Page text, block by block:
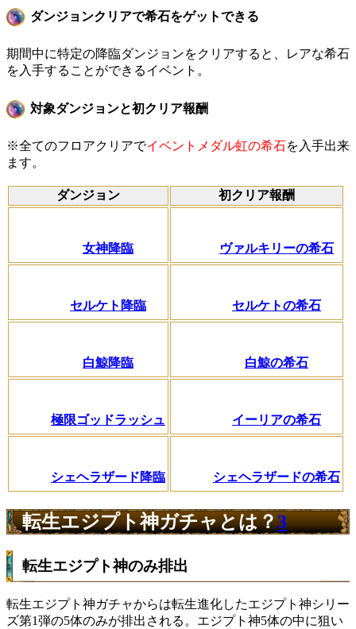
ダンジョンクリアで希石をゲットできる
期間中に特定の降臨ダンジョンをクリアすると、レアな希石
を入手することができるイベント。
対象ダンジョンと初クリア報酬
※全てのフロアクリアでイベントメダル虹の希石を入手出来
ます。
ダンジョン 初クリア報酬
女神降臨 ヴァルキリーの希石
セルケト降臨 セルケトの希石
白鯨降臨 白鯨の希石
極限ゴッドラッシュ イーリアの希石
シェヘラザード降臨 シェヘラザードの希石
転生エジプト神ガチャとは？3
転生エジプト神のみ排出
転生エジプト神ガチャからは転生進化したエジプト神シリー
ズ第1弾の5体のみが排出される。エジプト神5体の中に狙い